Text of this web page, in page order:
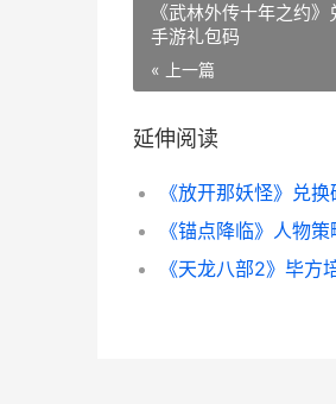
《武林外传十年之约
手游礼包码
« 上一篇
延伸阅读
《放开那妖怪》兑